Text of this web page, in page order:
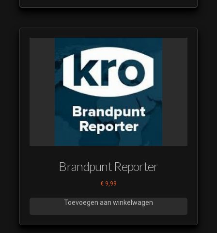
Brandpunt Reporter
€ 9,99
Toevoegen aan winkelwagen